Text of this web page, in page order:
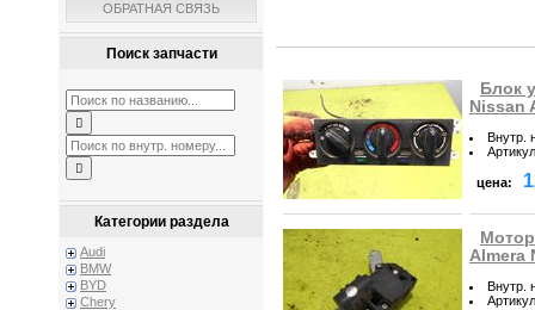
ОБРАТНАЯ СВЯЗЬ
Поиск запчасти
Категории раздела
Audi
BMW
BYD
Chery
Блок
Nissan
Внутр.
Артикул
цена:
Almera
Внутр.
Артикул